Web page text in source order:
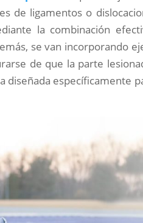
de ligamentos o
la combinación
se van incorporando
de que la parte
diseñada específicamente